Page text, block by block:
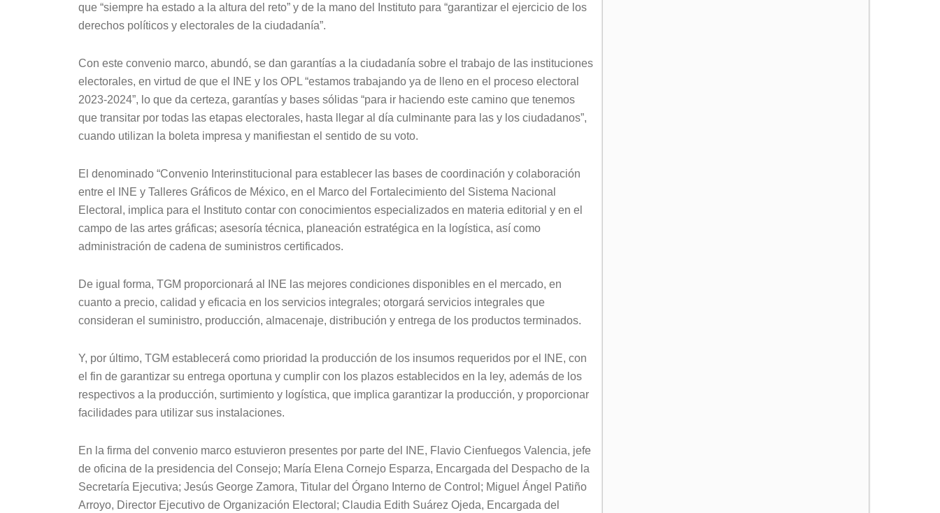
que “siempre ha estado a la altura del reto” y de la mano del Instituto para “garantizar el ejercicio de los
derechos políticos y electorales de la ciudadanía”.
Con este convenio marco, abundó, se dan garantías a la ciudadanía sobre el trabajo de las instituciones
electorales, en virtud de que el INE y los OPL “estamos trabajando ya de lleno en el proceso electoral
2023-2024”, lo que da certeza, garantías y bases sólidas “para ir haciendo este camino que tenemos
que transitar por todas las etapas electorales, hasta llegar al día culminante para las y los ciudadanos”,
cuando utilizan la boleta impresa y manifiestan el sentido de su voto.
El denominado “Convenio Interinstitucional para establecer las bases de coordinación y colaboración
entre el INE y Talleres Gráficos de México, en el Marco del Fortalecimiento del Sistema Nacional
Electoral, implica para el Instituto contar con conocimientos especializados en materia editorial y en el
campo de las artes gráficas; asesoría técnica, planeación estratégica en la logística, así como
administración de cadena de suministros certificados.
De igual forma, TGM proporcionará al INE las mejores condiciones disponibles en el mercado, en
cuanto a precio, calidad y eficacia en los servicios integrales; otorgará servicios integrales que
consideran el suministro, producción, almacenaje, distribución y entrega de los productos terminados.
Y, por último, TGM establecerá como prioridad la producción de los insumos requeridos por el INE, con
el fin de garantizar su entrega oportuna y cumplir con los plazos establecidos en la ley, además de los
respectivos a la producción, surtimiento y logística, que implica garantizar la producción, y proporcionar
facilidades para utilizar sus instalaciones.
En la firma del convenio marco estuvieron presentes por parte del INE, Flavio Cienfuegos Valencia, jefe
de oficina de la presidencia del Consejo; María Elena Cornejo Esparza, Encargada del Despacho de la
Secretaría Ejecutiva; Jesús George Zamora, Titular del Órgano Interno de Control; Miguel Ángel Patiño
Arroyo, Director Ejecutivo de Organización Electoral; Claudia Edith Suárez Ojeda, Encargada del